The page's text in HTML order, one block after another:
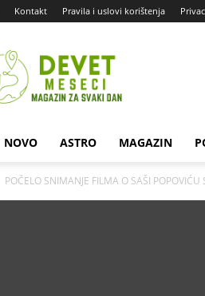
Kontakt Pravila i uslovi korištenja
Devet
Meseci
NOVO ASTRO MAGAZIN
POČELO SNIMANJE FILMA O SAŠI